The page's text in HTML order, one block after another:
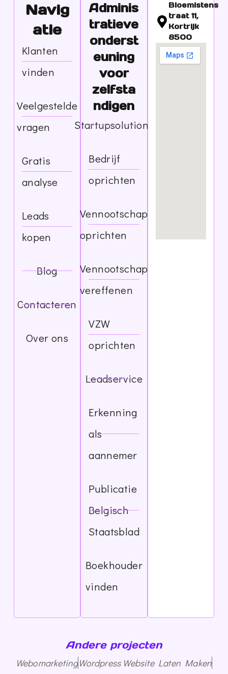
Navig
atie
Klanten
vinden
Veelgestelde
vragen
Gratis
analyse
Leads
kopen
Blog
Contacteren
Over ons
Adminis
tratieve
onderst
euning
voor
zelfsta
ndigen
Startupsolutions
Bedrijf
oprichten
Vennootschap
oprichten
Vennootschap
vereffenen
VZW
oprichten
Leadservice
Erkenning
als
aannemer
Publicatie
Belgisch
Staatsblad
Boekhouder
vinden
Bloemistens
Traat 11,
Kortrijk
8500
Andere projecten
WebomarketingWordpress Website Laten Maken